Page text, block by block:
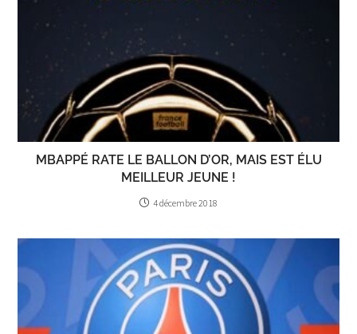
MBAPPÉ RATE LE BALLON D’OR, MAIS EST ÉLU
MEILLEUR JEUNE !
4 décembre 2018